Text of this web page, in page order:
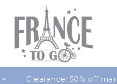
Clearance: 50% off